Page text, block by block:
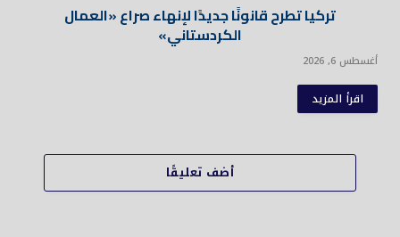
تركيا تطرح قانونًا جديدًا لإنهاء صراع «العمال
الكردستاني»
أغسطس 6, 2026
اقرأ المزيد
أضف تعليقًا